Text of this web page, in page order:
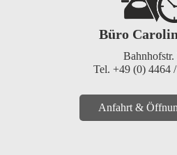
Büro
Bahnhofstr.
Tel. +49 (0) 4464
Anfahrt &